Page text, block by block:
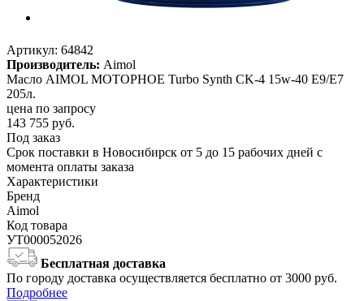
Артикул: 64842
Производитель: Aimol
Масло AIMOL МОТОРНОЕ Turbo Synth CK-4 15w-40 E9/E7
205л.
цена по запросу
143 755 руб.
Под заказ
Срок поставки в Новосибирск от 5 до 15 рабочих дней с
момента оплаты заказа
Характеристики
Бренд
Aimol
Код товара
УТ000052026
Бесплатная доставка
По городу доставка осуществляется бесплатно от 3000 руб.
Подробнее